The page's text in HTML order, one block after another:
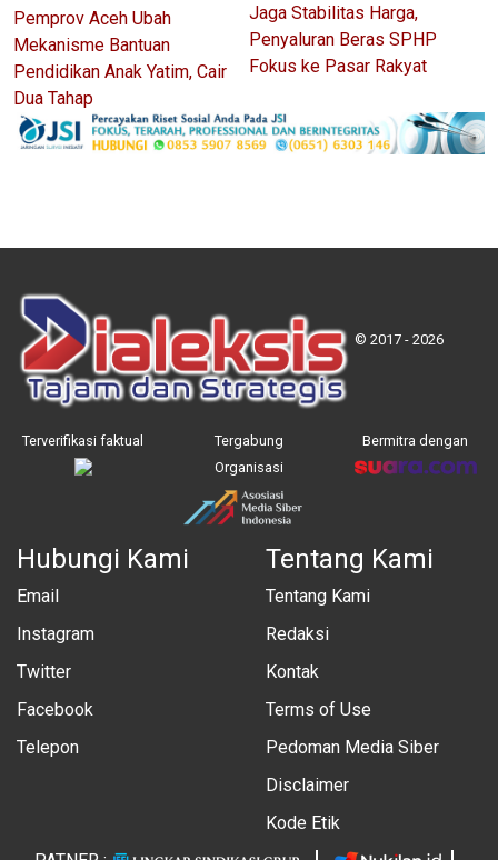
Pemprov Aceh Ubah
Mekanisme Bantuan
Pendidikan Anak Yatim, Cair
Dua Tahap
Jaga Stabilitas Harga,
Penyaluran Beras SPHP
Fokus ke Pasar Rakyat
© 2017 - 2026
Terverifikasi faktual
Tergabung
Organisasi
Bermitra dengan
Hubungi Kami
Email
Instagram
Twitter
Facebook
Telepon
Tentang Kami
Tentang Kami
Redaksi
Kontak
Terms of Use
Pedoman Media Siber
Disclaimer
Kode Etik